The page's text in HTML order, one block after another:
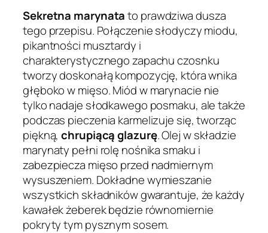
Sekretna marynatato prawdziwa dusza
tego przepisu. Połączenie słodyczy miodu,
pikantności musztardy i
charakterystycznego zapachu czosnku
tworzy doskonałą kompozycję, która wnika
głęboko w mięso. Miód w marynacie nie
tylko nadaje słodkawego posmaku, ale także
podczas pieczenia karmelizuje się, tworząc
piękną,chrupiącą glazurę. Olej w składzie
marynaty pełni rolę nośnika smaku i
zabezpiecza mięso przed nadmiernym
wysuszeniem. Dokładne wymieszanie
wszystkich składników gwarantuje, że każdy
kawałek żeberek będzie równomiernie
pokryty tym pysznym sosem.